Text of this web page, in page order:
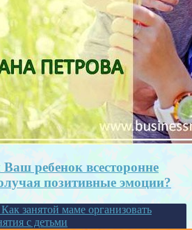
ребенок всесторонне
позитивные эмоции?
занятой маме организовать
с детьми